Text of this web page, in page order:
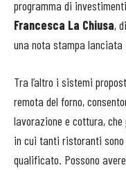
programma di
Francesca La Chiusa,
una nota stampa lanciata
Tra l’altro i sistemi
remota del forno,
lavorazione e cottura, che
in cui tanti ristoranti sono
qualificato. Possono